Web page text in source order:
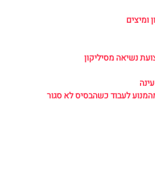
ומיצים
נשיאה מסיליקון
לעבוד כשהבסיס לא סגור